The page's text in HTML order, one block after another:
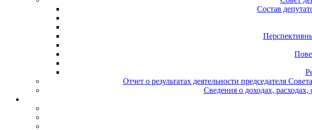
Состав
Отчет о результатах деятельности председателя
Сведения о доходах,